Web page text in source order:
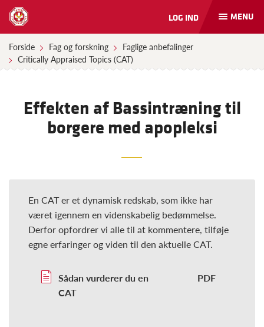
Åbn
og
MENU
LOG IND
Forside Fag og forskning
Faglige anbefalinger
Critically Appraised Topics (CAT)
Effekten af Bassintræning til
borgere med apopleksi
En CAT er et dynamisk redskab, som ikke har
været igennem en videnskabelig bedømmelse.
Derfor opfordrer vi alle til at kommentere, tilføje
egne erfaringer og viden til den aktuelle CAT.
Sådan vurderer du en
CAT